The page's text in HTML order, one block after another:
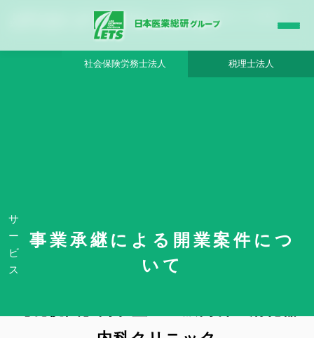
【札幌圏】高収益の一般内科・消化器内科クリニック - 日本医業総研グループ |日本医
業総研｜医院開業・承継・クリニック経営支援・医療モール開発
社会保険労務士法人 税理士法人
サ
ー
ビ
ス
事業承継による開業案件につ
いて
No. 13283